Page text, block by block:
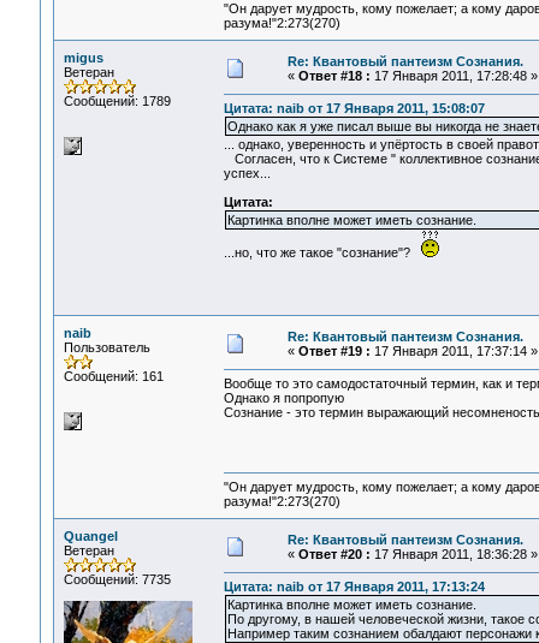
"Он дарует мудрость, кому пожелает; а кому
разума!"2:273(270)
migus
Ветеран
Сообщений: 1789
Re: Квантовый пантеизм Сознания.
« Ответ #18 : 17 Января 2011, 17:28:48 »
Цитата: naib от 17 Января 2011, 15:08:07
Однако как я уже писал выше вы никогда не
... однако, уверенность и упёртость в своей
Согласен, что к Системе " коллективное
успех...
Цитата:
Картинка вполне может иметь сознание.
...но, что же такое "сознание"?
naib
Пользователь
Сообщений: 161
Re: Квантовый пантеизм Сознания.
« Ответ #19 : 17 Января 2011, 17:37:14 »
Вообще то это самодостаточный термин, как и
Однако я попропую
Сознание - это термин выражающий
"Он дарует мудрость, кому пожелает; а кому
разума!"2:273(270)
Quangel
Ветеран
Сообщений: 7735
Re: Квантовый пантеизм Сознания.
« Ответ #20 : 17 Января 2011, 18:36:28 »
Цитата: naib от 17 Января 2011, 17:13:24
Картинка вполне может иметь сознание.
По другому, в нашей человеческой жизни, такое
Например таким сознанием обалдают персонажи